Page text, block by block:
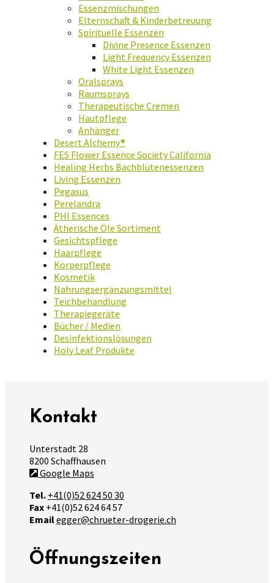
Essenzmischungen
Elternschaft & Kinderbetreuung
Spirituelle Essenzen
Divine Presence Essenzen
Light Frequency Essenzen
White Light Essenzen
Oralsprays
Raumsprays
Therapeutische Cremen
Hautpflege
Anhänger
Desert Alchemy®
FES Flower Essence Society California
Healing Herbs Bachblütenessenzen
Living Essenzen
Pegasus
Perelandra
PHI Essences
Ätherische Öle Sortiment
Gesichtspflege
Haarpflege
Körperpflege
Kosmetik
Nahrungsergänzungsmittel
Teichbehandlung
Therapiegeräte
Bücher / Medien
Desinfektionslösungen
Holy Leaf Produkte
Kontakt
Unterstadt 28
8200 Schaffhausen
Google Maps
Tel. +41(0)52 624 50 30
Fax +41(0)52 624 64 57
Emailegger@chrueter-drogerie.ch
Öffnungszeiten